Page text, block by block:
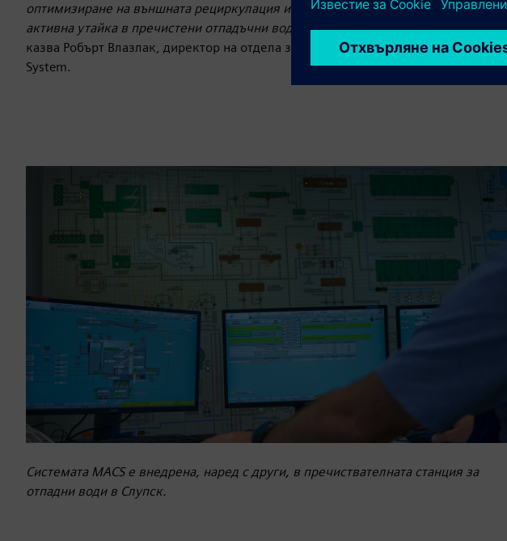
оптимизиране на външната рециркулация и предотвратява пренасянето на
активна утайка в пречистени отпадъчни води.
казва Робърт Влазлак, директор на отдела за индустриална автоматизация в DP
System.
Системата MACS е внедрена, наред с други, в пречиствателната станция за
отпадни води в Слупск.